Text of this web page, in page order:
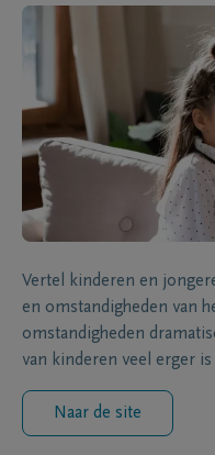
Vertel kinderen en
en omstandigheden van
omstandigheden
van kinderen veel erger
Naar de site